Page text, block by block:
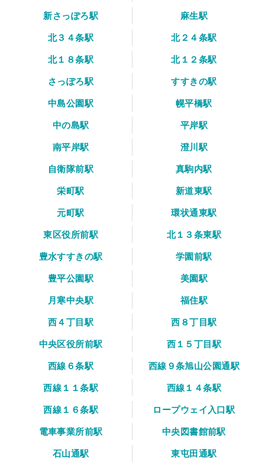
新さっぽろ駅
麻生駅
北３４条駅
北２４条駅
北１８条駅
北１２条駅
さっぽろ駅
すすきの駅
中島公園駅
幌平橋駅
中の島駅
平岸駅
南平岸駅
澄川駅
自衛隊前駅
真駒内駅
栄町駅
新道東駅
元町駅
環状通東駅
東区役所前駅
北１３条東駅
豊水すすきの駅
学園前駅
豊平公園駅
美園駅
月寒中央駅
福住駅
西４丁目駅
西８丁目駅
中央区役所前駅
西１５丁目駅
西線６条駅
西線９条旭山公園通駅
西線１１条駅
西線１４条駅
西線１６条駅
ロープウェイ入口駅
電車事業所前駅
中央図書館前駅
石山通駅
東屯田通駅